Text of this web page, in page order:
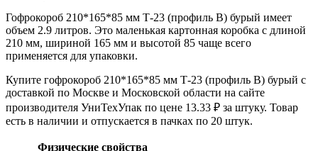
Гофрокороб 210*165*85 мм Т-23 (профиль B) бурый имеет
объем 2.9 литров. Это маленькая картонная коробка с длиной
210 мм, шириной 165 мм и высотой 85 чаще всего
применяется для упаковки.
Купите гофрокороб 210*165*85 мм Т-23 (профиль B) бурый с
доставкой по Москве и Московской области на сайте
производителя УниТехУпак по цене 13.33 ₽ за штуку. Товар
есть в наличии и отпускается в пачках по 20 штук.
Физические свойства